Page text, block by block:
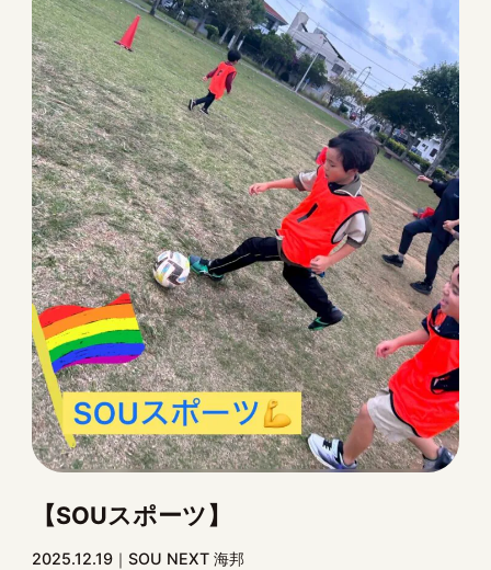
【SOUスポーツ】
2025.12.19 SOU NEXT 海邦